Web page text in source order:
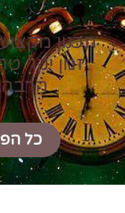
תכנון
זמן יקר
הרבה
כל